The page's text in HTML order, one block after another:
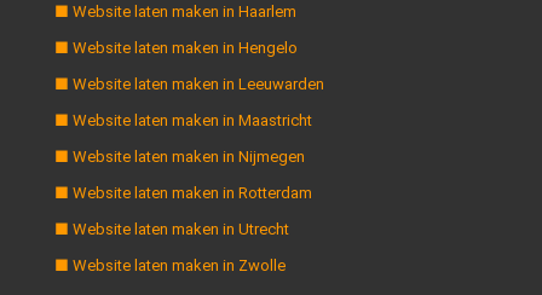
■ Website laten maken in Haarlem
■ Website laten maken in Hengelo
■ Website laten maken in Leeuwarden
■ Website laten maken in Maastricht
■ Website laten maken in Nijmegen
■ Website laten maken in Rotterdam
■ Website laten maken in Utrecht
■ Website laten maken in Zwolle